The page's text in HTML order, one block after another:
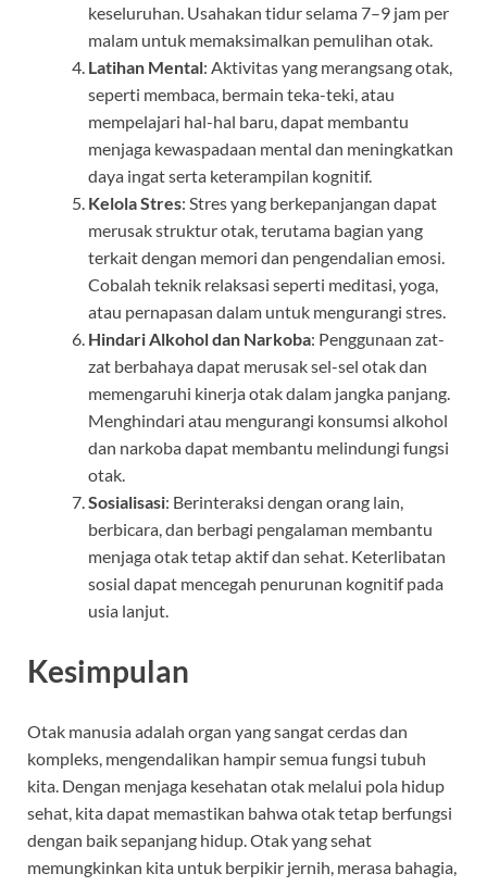
keseluruhan. Usahakan tidur selama 7–9 jam per
malam untuk memaksimalkan pemulihan otak.
Latihan Mental: Aktivitas yang merangsang otak,
seperti membaca, bermain teka-teki, atau
mempelajari hal-hal baru, dapat membantu
menjaga kewaspadaan mental dan meningkatkan
daya ingat serta keterampilan kognitif.
Kelola Stres: Stres yang berkepanjangan dapat
merusak struktur otak, terutama bagian yang
terkait dengan memori dan pengendalian emosi.
Cobalah teknik relaksasi seperti meditasi, yoga,
atau pernapasan dalam untuk mengurangi stres.
Hindari Alkohol dan Narkoba: Penggunaan zat-
zat berbahaya dapat merusak sel-sel otak dan
memengaruhi kinerja otak dalam jangka panjang.
Menghindari atau mengurangi konsumsi alkohol
dan narkoba dapat membantu melindungi fungsi
otak.
Sosialisasi: Berinteraksi dengan orang lain,
berbicara, dan berbagi pengalaman membantu
menjaga otak tetap aktif dan sehat. Keterlibatan
sosial dapat mencegah penurunan kognitif pada
usia lanjut.
Kesimpulan
Otak manusia adalah organ yang sangat cerdas dan
kompleks, mengendalikan hampir semua fungsi tubuh
kita. Dengan menjaga kesehatan otak melalui pola hidup
sehat, kita dapat memastikan bahwa otak tetap berfungsi
dengan baik sepanjang hidup. Otak yang sehat
memungkinkan kita untuk berpikir jernih, merasa bahagia,